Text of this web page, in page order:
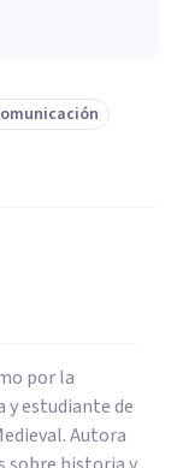
por la
estudiante de
Autora